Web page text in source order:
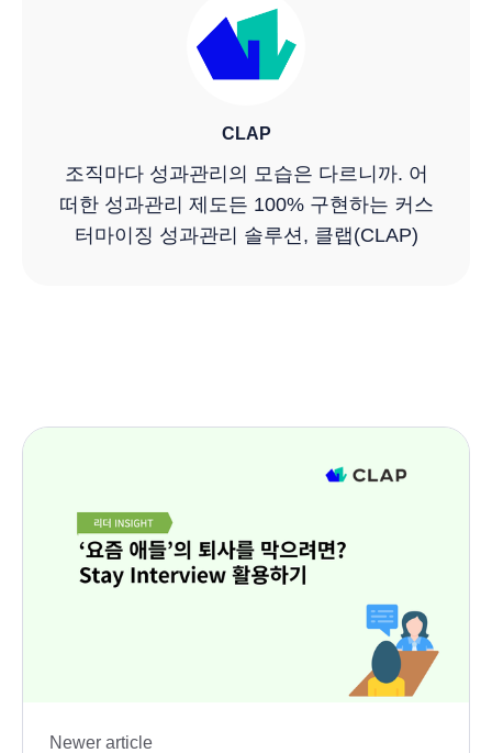
CLAP
조직마다 성과관리의 모습은 다르니까. 어
떠한 성과관리 제도든 100% 구현하는 커스
터마이징 성과관리 솔루션, 클랩(CLAP)
Newer article